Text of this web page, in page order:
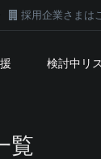
採用企業さまは
検討中リ
覧